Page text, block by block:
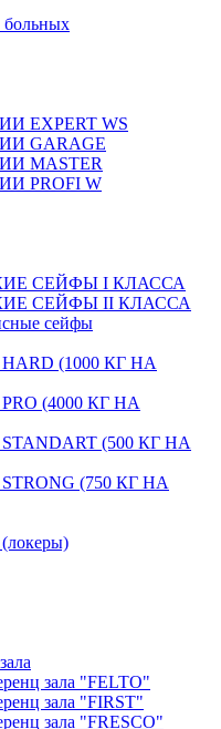
больных
EXPERT WS
GARAGE
MASTER
PROFI W
СЕЙФЫ I КЛАССА
СЕЙФЫ II КЛАССА
сейфы
(1000 КГ НА
(4000 КГ НА
(500 КГ НА
(750 КГ НА
зала "FELTO"
зала "FIRST"
зала "FRESCO"